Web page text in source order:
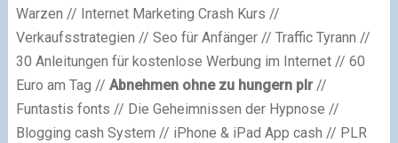
Warzen // Internet Marketing Crash Kurs //
Verkaufsstrategien // Seo für Anfänger // Traffic Tyrann //
30 Anleitungen für kostenlose Werbung im Internet // 60
Euro am Tag // Abnehmen ohne zu hungern plr//
Funtastis fonts // Die Geheimnissen der Hypnose //
Blogging cash System // iPhone & iPad App cash // PLR